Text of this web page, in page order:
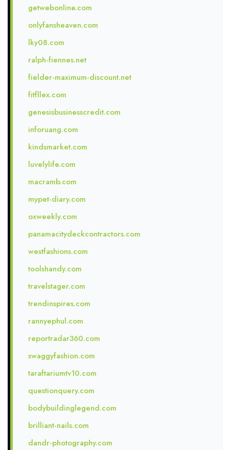
getwebonline.com
onlyfansheaven.com
lky08.com
ralph-fiennes.net
fielder-maximum-discount.net
fitfllex.com
genesisbusinesscredit.com
inforuang.com
kindsmarket.com
luvelylife.com
macramb.com
mypet-diary.com
oxweekly.com
panamacitydeckcontractors.com
westfashions.com
toolshandy.com
travelstager.com
trendinspires.com
rannyephul.com
reportradar360.com
swaggyfashion.com
taraftariumtv10.com
questionquery.com
bodybuildinglegend.com
brilliant-nails.com
dandr-photography.com